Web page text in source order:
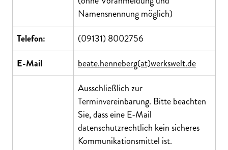
Namensnennung möglich)
Telefon:
(09131) 8002756
E-Mail
beate.henneberg(at)werkswelt.de
Ausschließlich zur
Terminvereinbarung. Bitte beachten
Sie, dass eine E-Mail
datenschutzrechtlich kein sicheres
Kommunikationsmittel ist.